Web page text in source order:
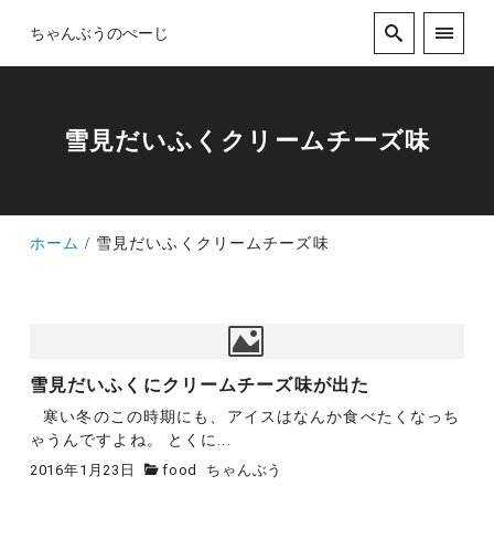
ちゃんぶうのぺーじ
雪見だいふくクリームチーズ味
ホーム 雪見だいふくクリームチーズ味
雪見だいふくにクリームチーズ味が出た
寒い冬のこの時期にも、アイスはなんか食べたくなっち
ゃうんですよね。 とくに...
2016年1月23日 food ちゃんぶう